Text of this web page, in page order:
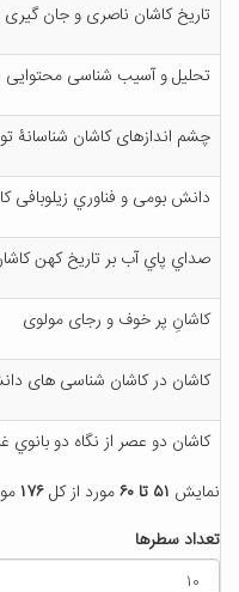
تاریخ کاشان ناصری و جان
تحلیل و آسیب شناسی محتوایی
چشم اندازهای كاشان شناسانۀ
دانش بومی و فناوري زیلوبافی
صداي پاي آب بر تاریخ کهن
كاشانِ پر خوف و رجای مولوی
کاشان در کاشان شناسی های
کاشان دو عصر از نگاه دو بانوي
نمایش ۵۱ تا ۶۰ مورد از کل۱۷۶
تعداد سطرها